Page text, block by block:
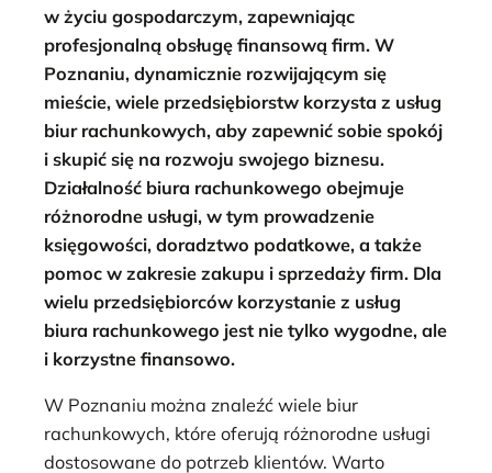
w życiu gospodarczym, zapewniając
profesjonalną obsługę finansową firm. W
Poznaniu, dynamicznie rozwijającym się
mieście, wiele przedsiębiorstw korzysta z usług
biur rachunkowych, aby zapewnić sobie spokój
i skupić się na rozwoju swojego biznesu.
Działalność biura rachunkowego obejmuje
różnorodne usługi, w tym prowadzenie
księgowości, doradztwo podatkowe, a także
pomoc w zakresie zakupu i sprzedaży firm. Dla
wielu przedsiębiorców korzystanie z usług
biura rachunkowego jest nie tylko wygodne, ale
i korzystne finansowo.
W Poznaniu można znaleźć wiele biur
rachunkowych, które oferują różnorodne usługi
dostosowane do potrzeb klientów. Warto